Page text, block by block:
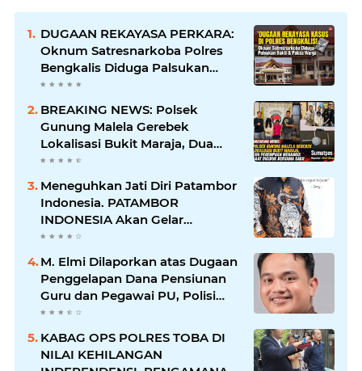
DUGAAN REKAYASA PERKARA:
Oknum Satresnarkoba Polres
Bengkalis Diduga Palsukan
Barang Bukti Hingga Paksa
BREAKING NEWS: Polsek
Gunung Malela Gerebek
Lokalisasi Bukit Maraja, Dua
Perempuan Menangis Saat
Diciduk Bersama Sabu
Meneguhkan Jati Diri Patambor
Indonesia. PATAMBOR
INDONESIA Akan Gelar
RAKERNAS II Di Jakarta.
M. Elmi Dilaporkan atas Dugaan
Penggelapan Dana Pensiunan
Guru dan Pegawai PU, Polisi
Pastikan Proses Hukum
KABAG OPS POLRES TOBA DI
NILAI KEHILANGAN